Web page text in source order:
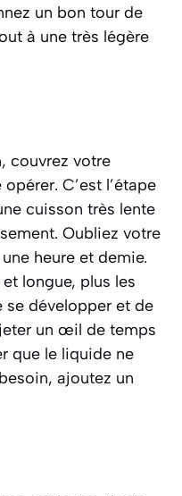
un bon tour de
à une très légère
couvrez votre
C’est l’étape
cuisson très lente
. Oubliez votre
heure et demie.
longue, plus les
se développer et de
un œil de temps
que le liquide ne
ajoutez un